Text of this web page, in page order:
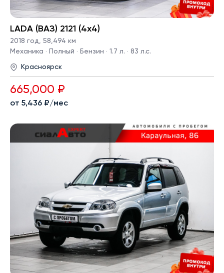
LADA (ВАЗ) 2121 (4x4)
2018 год, 58,494 км
Механика · Полный · Бензин · 1.7 л. · 83 л.с.
Красноярск
665,000 ₽
от 5,436 ₽/мес